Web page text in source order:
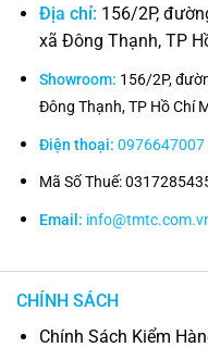
Địa chỉ: 156/2P,
xã Đông Thạnh, TP
Showroom: 156/2P,
Đông Thạnh, TP Hồ Chí
Điện thoại: 0976647007
Mã Số Thuế:
Email:
CHÍNH SÁCH
Chính Sách Kiểm